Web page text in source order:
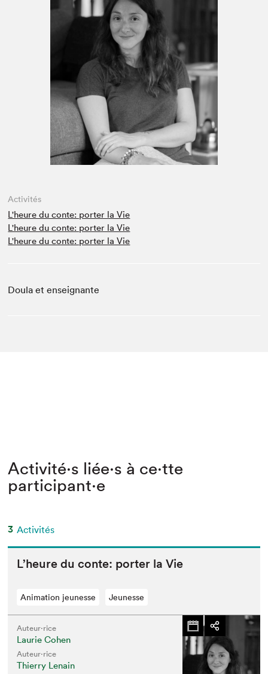
Espace médias
Activités
L'heure du conte: porter la Vie
L'heure du conte: porter la Vie
L'heure du conte: porter la Vie
Doula et enseignante
Activité⋅s liée⋅s à ce⋅tte
participant⋅e
3 Activités
L’heure du con­te: porter la Vie
Animation jeunesse Jeunesse
Auteur·rice
Laurie Cohen
Auteur·rice
Thierry Lenain